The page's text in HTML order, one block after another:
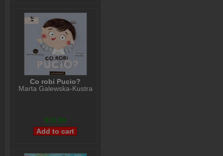
Co robi Pucio?
Marta Galewska-Kustra
$15,99